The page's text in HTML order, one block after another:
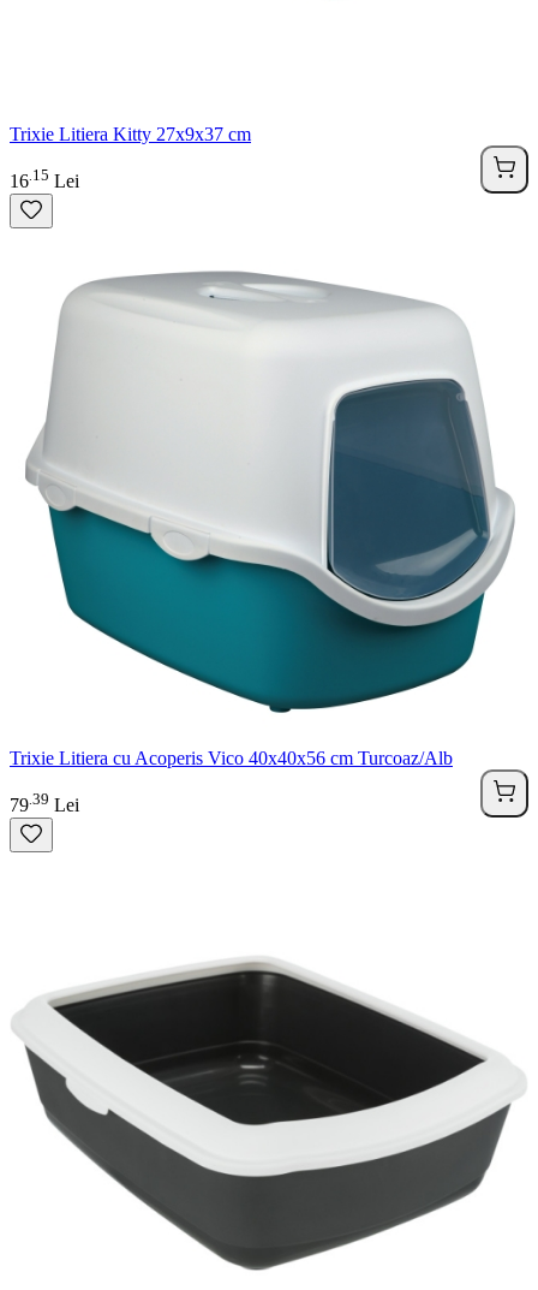
Trixie Litiera Kitty 27x9x37 cm
16 15 Lei
Trixie Litiera cu Acoperis Vico 40x40x56 cm Turcoaz/Alb
79 39 Lei